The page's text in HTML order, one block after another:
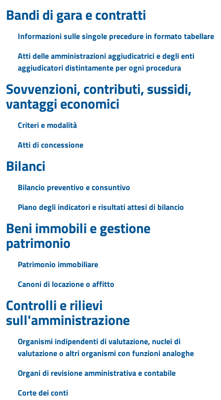
Bandi di gara e contratti
Informazioni sulle singole precedure in formato tabellare
Atti delle amministrazioni aggiudicatrici e degli enti
aggiudicatori distintamente per ogni procedura
Sovvenzioni, contributi, sussidi,
vantaggi economici
Criteri e modalità
Atti di concessione
Bilanci
Bilancio preventivo e consuntivo
Piano degli indicatori e risultati attesi di bilancio
Beni immobili e gestione
patrimonio
Patrimonio immobiliare
Canoni di locazione o affitto
Controlli e rilievi
sull'amministrazione
Organismi indipendenti di valutazione, nuclei di
valutazione o altri organismi con funzioni analoghe
Organi di revisione amministrativa e contabile
Corte dei conti